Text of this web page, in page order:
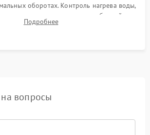
оборотах. Контроль нагрева воды,
слива, отсутствия излишних вибраций,
стуков и протечек под корпусом.
Подробнее
на вопросы